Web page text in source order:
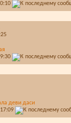
деви даси
17:09